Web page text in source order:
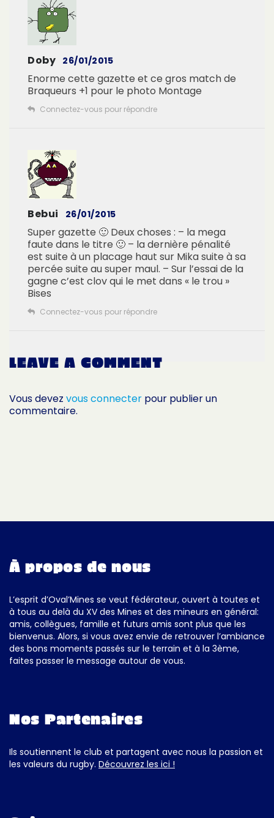
Doby 26/01/2015
Enorme cette gazette et ce gros match de
Braqueurs +1 pour le photo Montage
Connectez-vous pour répondre
Bebui 26/01/2015
Super gazette 🙂 Deux choses : – la mega
faute dans le titre 🙂 – la dernière pénalité
est suite à un placage haut sur Mika suite à sa
percée suite au super maul. – Sur l’essai de la
gagne c’est clov qui le met dans « le trou »
Bises
Connectez-vous pour répondre
LEAVE A COMMENT
Vous devez vous connecter pour publier un
commentaire.
À propos de nous
L’esprit d’Oval’Mines se veut fédérateur, ouvert à toutes et
à tous au delà du XV des Mines et des mineurs en général:
amis, collègues, famille et futurs amis sont plus que les
bienvenus. Alors, si vous avez envie de retrouver l’ambiance
des bons moments passés sur le terrain et à la 3ème,
faites passer le message autour de vous.
Nos Partenaires
Ils soutiennent le club et partagent avec nous la passion et
les valeurs du rugby. Découvrez les ici !